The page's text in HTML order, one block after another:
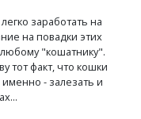
заработать на
на повадки этих
"кошатнику".
тот факт, что кошки
- залезать и